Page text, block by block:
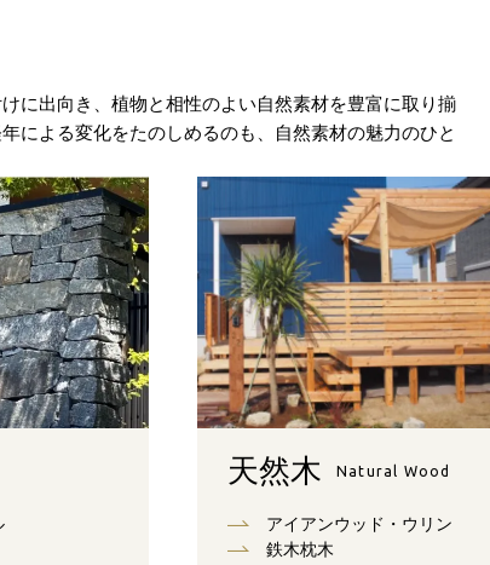
に出向き、植物と相性のよい自然素材を豊富に取り揃
による変化をたのしめるのも、自然素材の魅力のひと
天然木 Natural Wood
アイアンウッド・ウリン
鉄木枕木